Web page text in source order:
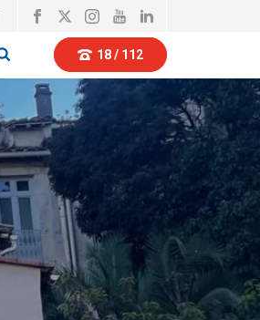
18 / 112